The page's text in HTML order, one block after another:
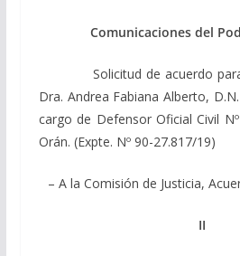
Comunicaciones del
Solicitud de acuerdo
Dra. Andrea Fabiana Alberto,
cargo de Defensor Oficial Civil
Orán. (Expte. Nº 90-27.817/19)
– A la Comisión de Justicia,
II